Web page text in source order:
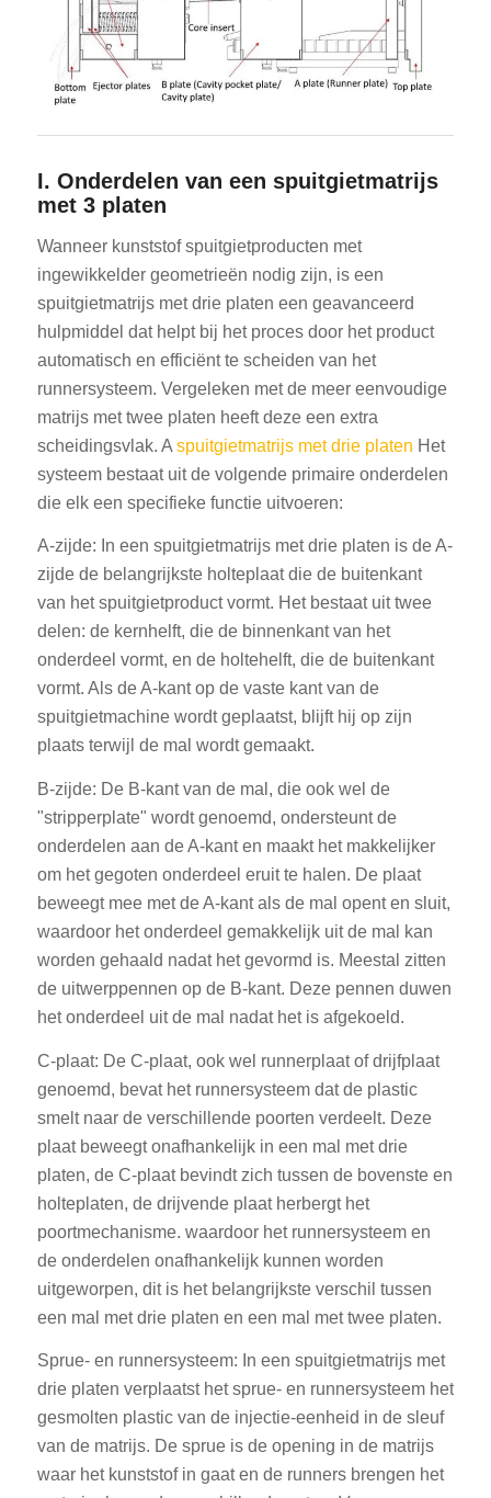
I. Onderdelen van een spuitgietmatrijs
met 3 platen
Wanneer kunststof spuitgietproducten met
ingewikkelder geometrieën nodig zijn, is een
spuitgietmatrijs met drie platen een geavanceerd
hulpmiddel dat helpt bij het proces door het product
automatisch en efficiënt te scheiden van het
runnersysteem. Vergeleken met de meer eenvoudige
matrijs met twee platen heeft deze een extra
scheidingsvlak. A spuitgietmatrijs met drie platen Het
systeem bestaat uit de volgende primaire onderdelen
die elk een specifieke functie uitvoeren:
A-zijde: In een spuitgietmatrijs met drie platen is de A-
zijde de belangrijkste holteplaat die de buitenkant
van het spuitgietproduct vormt. Het bestaat uit twee
delen: de kernhelft, die de binnenkant van het
onderdeel vormt, en de holtehelft, die de buitenkant
vormt. Als de A-kant op de vaste kant van de
spuitgietmachine wordt geplaatst, blijft hij op zijn
plaats terwijl de mal wordt gemaakt.
B-zijde: De B-kant van de mal, die ook wel de
"stripperplate" wordt genoemd, ondersteunt de
onderdelen aan de A-kant en maakt het makkelijker
om het gegoten onderdeel eruit te halen. De plaat
beweegt mee met de A-kant als de mal opent en sluit,
waardoor het onderdeel gemakkelijk uit de mal kan
worden gehaald nadat het gevormd is. Meestal zitten
de uitwerppennen op de B-kant. Deze pennen duwen
het onderdeel uit de mal nadat het is afgekoeld.
C-plaat: De C-plaat, ook wel runnerplaat of drijfplaat
genoemd, bevat het runnersysteem dat de plastic
smelt naar de verschillende poorten verdeelt. Deze
plaat beweegt onafhankelijk in een mal met drie
platen, de C-plaat bevindt zich tussen de bovenste en
holteplaten, de drijvende plaat herbergt het
poortmechanisme. waardoor het runnersysteem en
de onderdelen onafhankelijk kunnen worden
uitgeworpen, dit is het belangrijkste verschil tussen
een mal met drie platen en een mal met twee platen.
Sprue- en runnersysteem: In een spuitgietmatrijs met
drie platen verplaatst het sprue- en runnersysteem het
gesmolten plastic van de injectie-eenheid in de sleuf
van de matrijs. De sprue is de opening in de matrijs
waar het kunststof in gaat en de runners brengen het